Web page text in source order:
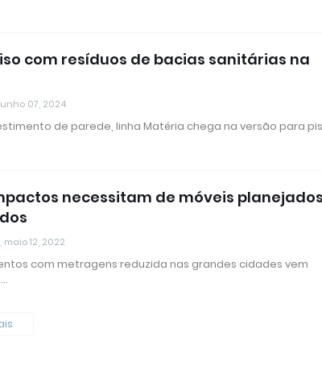
com resíduos de bacias sanitárias na
07, 2024
de parede, linha Matéria chega na versão para
necessitam de móveis
12, 2022
com metragens reduzida nas grandes cidades vem